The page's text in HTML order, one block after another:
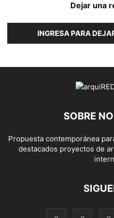
Dejar una
INGRESA PARA
SOBRE
Propuesta contemporánea
destacados proyectos de